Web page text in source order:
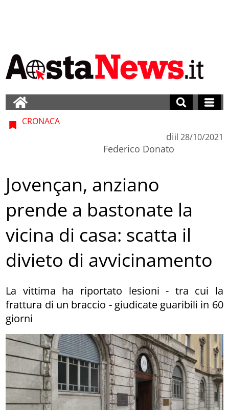
CRONACA
di
Federico Donato
il 28/10/2021
Jovençan, anziano
prende a bastonate la
vicina di casa: scatta il
divieto di avvicinamento
La vittima ha riportato lesioni - tra cui la
frattura di un braccio - giudicate guaribili in 60
giorni